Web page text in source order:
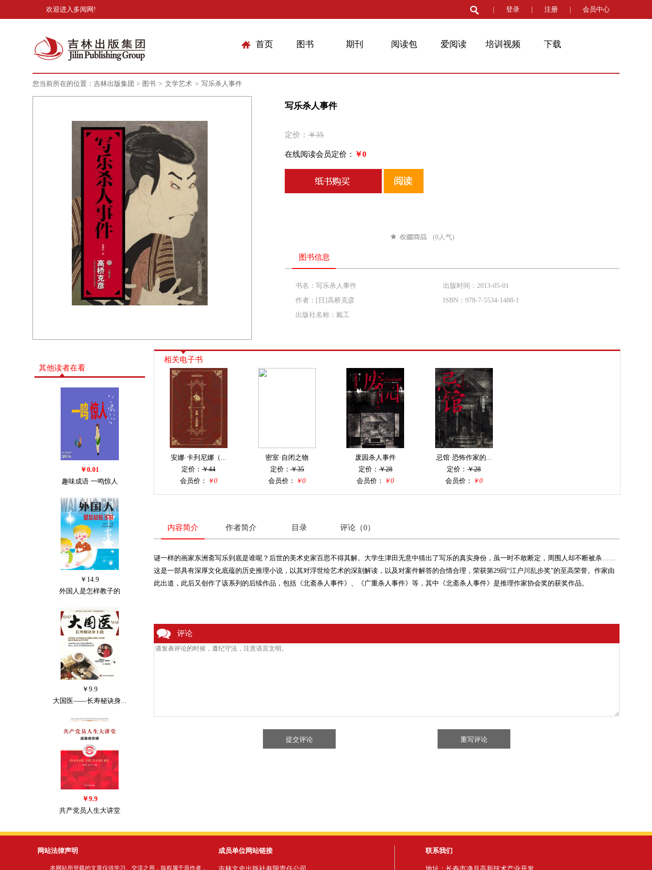
欢迎进入多阅网! 登录 注册 会员中心
首页 图书 期刊 阅读包 爱阅读 培训视频 下载
您当前所在的位置： 吉林出版集团 > 图书 > 文学艺术 > 写乐杀人事件
写乐杀人事件
定价： ￥35
在线阅读会员定价： ￥0
(0人气)
图书信息
书名：写乐杀人事件
作者：[日]高桥克彦
出版社名称：戴工
出版时间：2013-05-01
ISBN：978-7-5534-1488-1
其他读者在看
￥0.01
趣味成语 一鸣惊人
￥14.9
外国人是怎样教子的
￥9.9
大国医——长寿秘诀身...
￥9.9
共产党员人生大讲堂
相关电子书
安娜·卡列尼娜（...
定价：￥44
会员价：
￥0
密室·自闭之物
定价：￥35
会员价：
￥0
废园杀人事件
定价： ￥28
会员价：
￥0
忌馆·恐怖作家的...
定价：￥28
会员价：
￥0
内容简介 作者简介 目录 评论（0）
谜一样的画家东洲斋写乐到底是谁呢？后世的美术史家百思不得其解。大学生津田无意中猜出了写乐的真实身份，虽一时不敢断定，周围人却不断被杀……
这是一部具有深厚文化底蕴的历史推理小说，以其对浮世绘艺术的深刻解读，以及对案件解答的合情合理，荣获第29回“江户川乱步奖”的至高荣誉。作家由
此出道，此后又创作了该系列的后续作品，包括《北斋杀人事件》、《广重杀人事件》等，其中《北斋杀人事件》是推理作家协会奖的获奖作品。
评论
网站法律声明
本网站所登载的文章仅供学习、交流之用，版权属于原作者，
成员单位网站链接 联系我们